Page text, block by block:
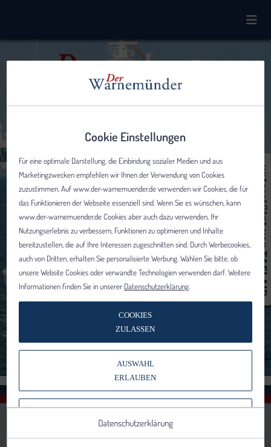
Cookie Einstellungen
Für eine optimale Darstellung, die Einbindung sozialer Medien und aus
Marketingzwecken empfehlen wir Ihnen der Verwendung von Cookies
zuzustimmen. Auf www.der-warnemuender.de verwenden wir Cookies, die für
das Funktionieren der Webseite essenziell sind. Wenn Sie es wünschen, kann
www.der-warnemuender.de Cookies aber auch dazu verwenden, Ihr
Nutzungserlebnis zu verbessern, Funktionen zu optimieren und Inhalte
bereitzustellen, die auf Ihre Interessen zugeschnitten sind. Durch Werbecookies,
auch von Dritten, erhalten Sie personalisierte Werbung. Wählen Sie bitte, ob
unsere Website Cookies oder verwandte Technologien verwenden darf. Weitere
Informationen finden Sie in unserer Datenschutzerklärung
COOKIES
ZULASSEN
AUSWAHL
ERLAUBEN
VERWENDEN
Datenschutzerklärung